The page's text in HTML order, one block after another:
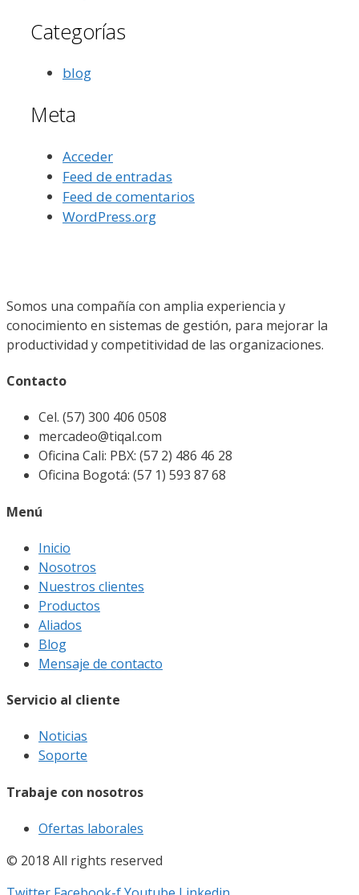
Categorías
blog
Meta
Acceder
Feed de entradas
Feed de comentarios
WordPress.org
Somos una compañía con amplia experiencia y
conocimiento en sistemas de gestión, para mejorar la
productividad y competitividad de las organizaciones.
Contacto
Cel. (57) 300 406 0508
mercadeo@tiqal.com
Oficina Cali: PBX: (57 2) 486 46 28
Oficina Bogotá: (57 1) 593 87 68
Menú
Inicio
Nosotros
Nuestros clientes
Productos
Aliados
Blog
Mensaje de contacto
Servicio al cliente
Noticias
Soporte
Trabaje con nosotros
Ofertas laborales
© 2018 All rights reserved